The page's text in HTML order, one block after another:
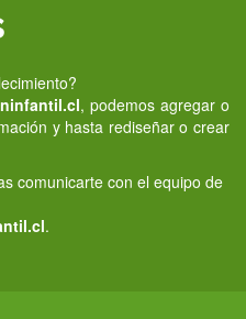
, podemos agregar o
y hasta rediseñar o crear
comunicarte con el equipo de
.